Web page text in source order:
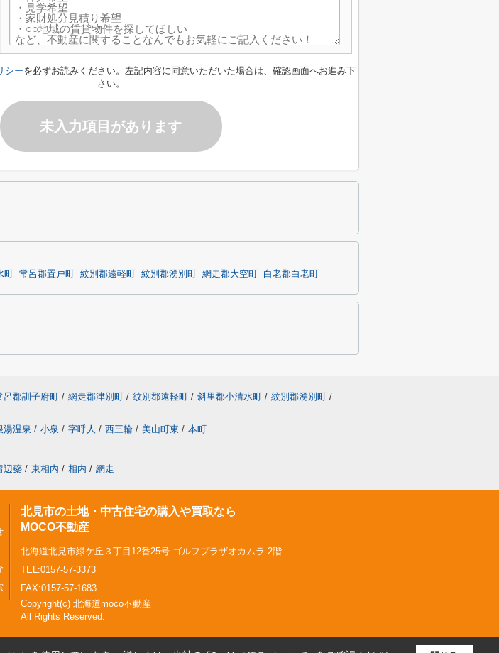
シーを必ずお読みください。左記内容に同意いただいた場合は、確認画面へお進み下
さい。
未入力項目があります
常呂郡置戸町 紋別郡遠軽町 紋別郡湧別町 網走郡大空町 白老郡白老町
呂郡訓子府町 / 網走郡津別町 / 紋別郡遠軽町 / 斜里郡小清水町 / 紋別郡湧別町 /
湯温泉 / 小泉 / 字呼人 / 西三輪 / 美山町東 / 本町
辺蘂 / 東相内 / 相内 / 網走
北見市の土地・中古住宅の購入や買取なら
MOCO不動産
北海道北見市緑ケ丘３丁目12番25号 ゴルフプラザオカムラ 2階
TEL:0157-57-3373
FAX:0157-57-1683
Copyright(c) 北海道moco不動産
All Rights Reserved.